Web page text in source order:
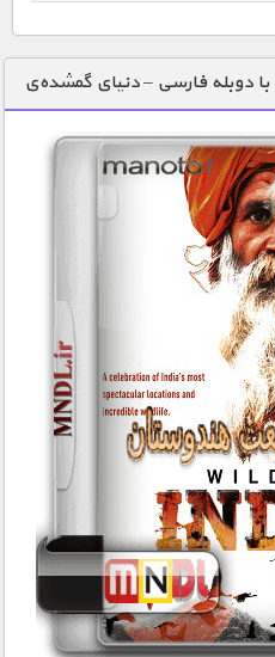
دوبله فارسی – دنیای گمشده‌ی